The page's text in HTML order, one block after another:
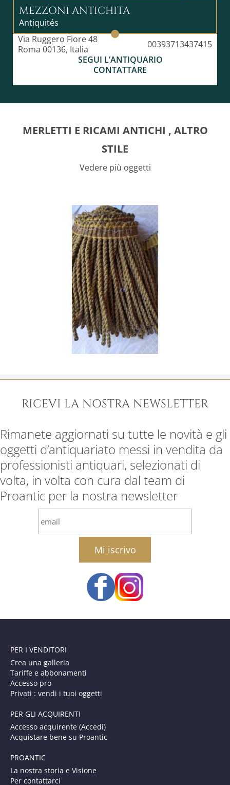
MEZZONI ANTICHITA
Antiquités
Via Ruggero Fiore 48
Roma 00136, Italia
00393713437415
SEGUI L’ANTIQUARIO
CONTATTARE
MERLETTI E RICAMI ANTICHI , ALTRO
STILE
Vedere più oggetti
RICEVI LA NOSTRA NEWSLETTER
Rimanete aggiornati su tutte le novità e gli
oggetti d’antiquariato messi in vendita da
professionisti antiquari, selezionati di
volta, in volta con cura dal team di
Proantic per la nostra newsletter
email
PER I VENDITORI
Crea una galleria
Tariffe e abbonamenti
Accesso pro
Privati : vendi i tuoi oggetti
PER GLI ACQUIRENTI
Accesso acquirente (Accedi)
Acquistare bene su Proantic
PROANTIC
La nostra storia e Visione
Per contattarci